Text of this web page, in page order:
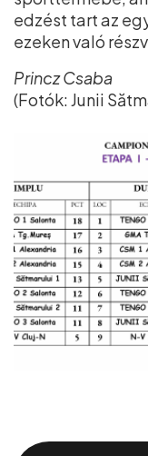
edzést tart az
ezeken való
Princz Csaba
(Fotók: Junii